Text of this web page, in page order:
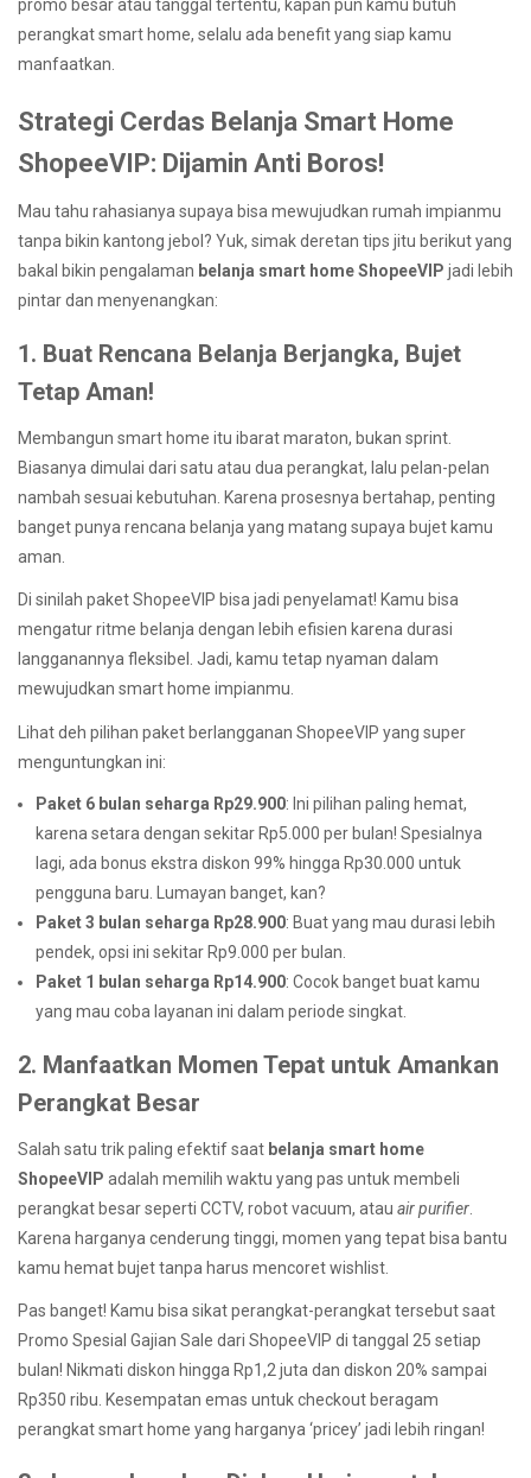
promo besar atau tanggal tertentu, kapan pun kamu butuh
perangkat smart home, selalu ada benefit yang siap kamu
manfaatkan.
Strategi Cerdas Belanja Smart Home
ShopeeVIP: Dijamin Anti Boros!
Mau tahu rahasianya supaya bisa mewujudkan rumah impianmu
tanpa bikin kantong jebol? Yuk, simak deretan tips jitu berikut yang
bakal bikin pengalaman belanja smart home ShopeeVIP jadi lebih
pintar dan menyenangkan:
1. Buat Rencana Belanja Berjangka, Bujet
Tetap Aman!
Membangun smart home itu ibarat maraton, bukan sprint.
Biasanya dimulai dari satu atau dua perangkat, lalu pelan-pelan
nambah sesuai kebutuhan. Karena prosesnya bertahap, penting
banget punya rencana belanja yang matang supaya bujet kamu
aman.
Di sinilah paket ShopeeVIP bisa jadi penyelamat! Kamu bisa
mengatur ritme belanja dengan lebih efisien karena durasi
langganannya fleksibel. Jadi, kamu tetap nyaman dalam
mewujudkan smart home impianmu.
Lihat deh pilihan paket berlangganan ShopeeVIP yang super
menguntungkan ini:
Paket 6 bulan seharga Rp29.900: Ini pilihan paling hemat,
karena setara dengan sekitar Rp5.000 per bulan! Spesialnya
lagi, ada bonus ekstra diskon 99% hingga Rp30.000 untuk
pengguna baru. Lumayan banget, kan?
Paket 3 bulan seharga Rp28.900: Buat yang mau durasi lebih
pendek, opsi ini sekitar Rp9.000 per bulan.
Paket 1 bulan seharga Rp14.900: Cocok banget buat kamu
yang mau coba layanan ini dalam periode singkat.
2. Manfaatkan Momen Tepat untuk Amankan
Perangkat Besar
Salah satu trik paling efektif saat belanja smart home
ShopeeVIP adalah memilih waktu yang pas untuk membeli
perangkat besar seperti CCTV, robot vacuum, atau air purifier
Karena harganya cenderung tinggi, momen yang tepat bisa bantu
kamu hemat bujet tanpa harus mencoret wishlist.
Pas banget! Kamu bisa sikat perangkat-perangkat tersebut saat
Promo Spesial Gajian Sale dari ShopeeVIP di tanggal 25 setiap
bulan! Nikmati diskon hingga Rp1,2 juta dan diskon 20% sampai
Rp350 ribu. Kesempatan emas untuk checkout beragam
perangkat smart home yang harganya ‘pricey’ jadi lebih ringan!